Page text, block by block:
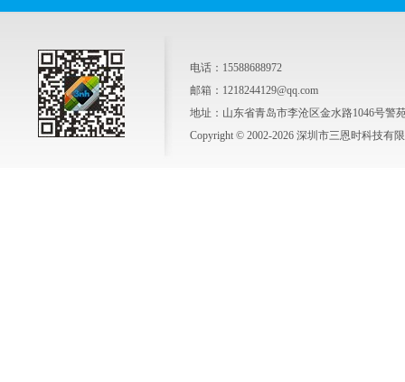
电话：15588688972
邮箱：1218244129@qq.com
地址：山东省青岛市李沧区金水路1046号警
Copyright © 2002-2026 深圳市三恩时科技有